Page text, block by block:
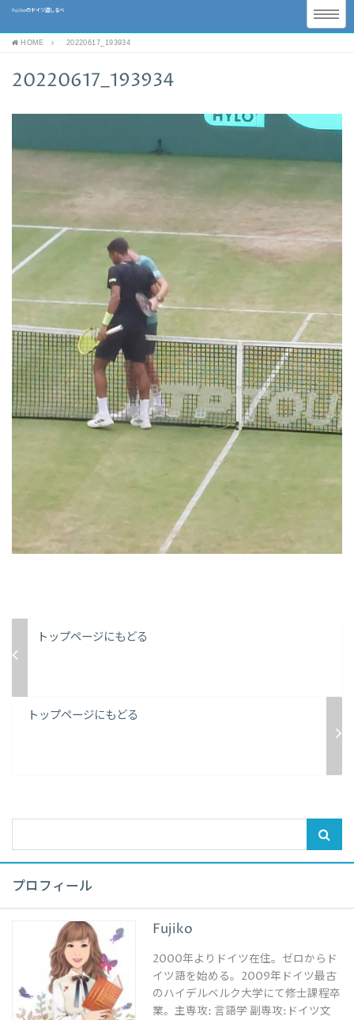
Fujikoのドイツ道しるべ
HOME 20220617_193934
20220617_193934
トップページにもどる
トップページにもどる
プロフィール
Fujiko
2000年よりドイツ在住。ゼロからド
イツ語を始める。2009年ドイツ最古
のハイデルベルク大学にて修士課程卒
業。主専攻: 言語学 副専攻:ドイツ文